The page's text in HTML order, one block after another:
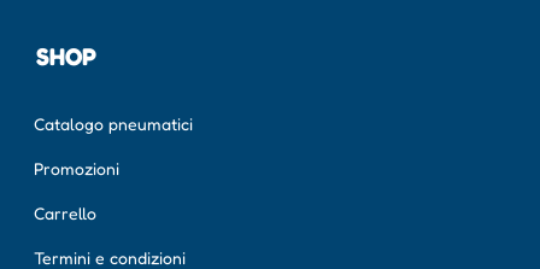
SHOP
Catalogo pneumatici
Promozioni
Carrello
Termini e condizioni